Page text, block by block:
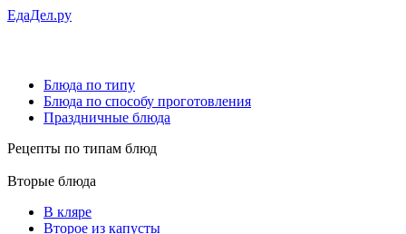
ЕдаДел.ру
Блюда по типу
Блюда по способу проготовления
Праздничные блюда
Рецепты по типам блюд
Вторые блюда
В кляре
Второе из капусты